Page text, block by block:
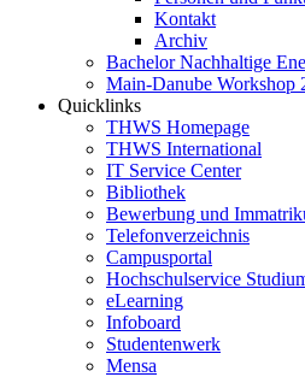
Kontakt
Archiv
Bachelor Nachhaltige
Main-Danube Workshop
Quicklinks
THWS Homepage
THWS International
IT Service Center
Bibliothek
Bewerbung und
Telefonverzeichnis
Campusportal
Hochschulservice
eLearning
Infoboard
Studentenwerk
Mensa